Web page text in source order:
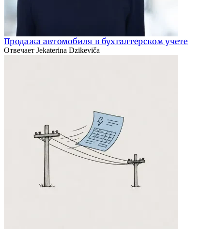
Продажа автомобиля в бухгалтерском учете
Отвечает Jekaterina Dzikeviča